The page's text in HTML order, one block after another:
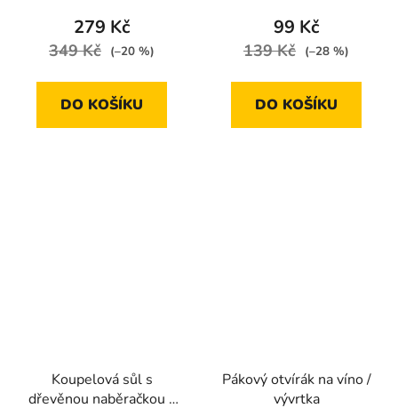
je
5,0
hvězdiček.
279 Kč
349 Kč (–20 %)
DO KOŠÍKU
99 Kč
139 Kč (–28 %)
DO KOŠÍKU
Koupelová sůl s
dřevěnou naběračkou -
Pákový otvírák na víno /
vývrtka